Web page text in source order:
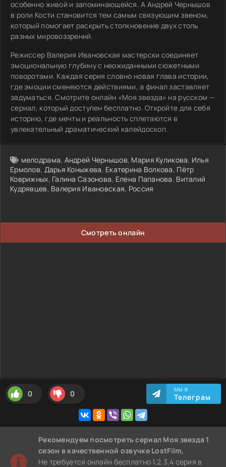
особенно живой и запоминающейся. А Андрей Чернышов
в роли Кости становится тем самым связующим звеном,
который помогает раскрыть столкновение двух столь
разных мировоззрений.
Режиссер Валерия Ивановская мастерски соединяет
эмоциональную глубину с неожиданными сюжетными
поворотами. Каждая серия словно новая глава истории,
где эмоции сменяются действиями, а финал заставляет
задуматься. Смотрите онлайн «Моя звезда» на русском —
сериал, который доступен бесплатно. Откройте для себя
историю, где мечты и реальность сплетаются в
увлекательный драматический калейдоскоп.
мелодрама, Андрей Чернышов, Мария Куликова, Илья
Ермолов, Дарья Коныжева, Екатерина Волкова, Пётр
Коврижных, Галина Сазонова, Елена Папанова, Виталий
Кудрявцев, Валерия Ивановская, Россия
Смотреть онлайн
0 0 МЫ В
Телеграм
Рекомендуем посмотреть сериал Моя звезда 1
сезон в качественной озвучке LostFilm,
Не требуется онлайн бесплатно 1,2,3,4 серия в